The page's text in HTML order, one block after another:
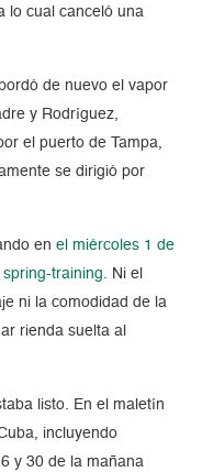
lo cual canceló una
de nuevo el vapor
y Rodríguez,
el puerto de Tampa,
se dirigió por
enel miércoles 1 de
training. Ni el
ni la comodidad de la
rienda suelta al
listo. En el maletín
incluyendo
y 30 de la mañana